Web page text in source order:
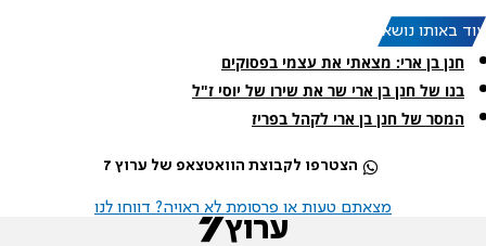
עוד באותו נושא:
חנן בן ארי: מצאתי את עצמי בפסוקים
בנו של חנן בן ארי שר את שירו של יוסי ז"ל
המסר של חנן בן ארי לקהל בפריז
הצטרפו לקבוצת הוואטצאפ של ערוץ 7
מצאתם טעות או פרסומת לא ראויה? דווחו לנו